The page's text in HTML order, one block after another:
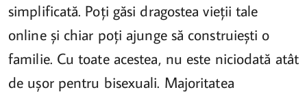
simplificată. Poți găsi dragostea vieții tale
online și chiar poți ajunge să construiești o
familie. Cu toate acestea, nu este niciodată atât
de ușor pentru bisexuali. Majoritatea